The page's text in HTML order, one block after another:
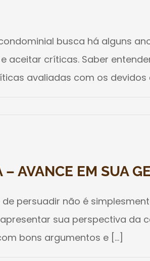
busca há alguns
aceitar críticas. Saber
avaliadas com os devidos
AVANCE EM SUA
persuadir não é
sua perspectiva
bons argumentos e [...]